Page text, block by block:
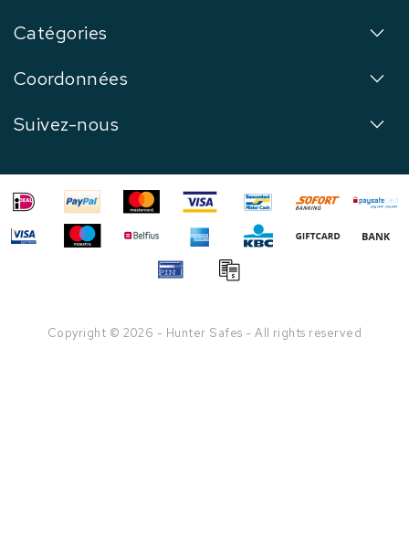
Catégories
Coordonnées
Suivez-nous
Copyright © 2026 - Hunter Safes - All rights reserved